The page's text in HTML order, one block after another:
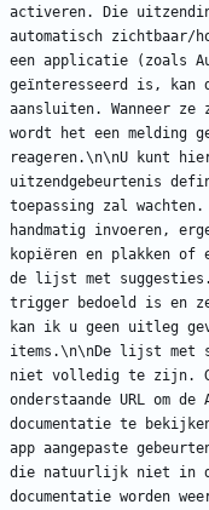
activeren. Die
automatisch zichtbaar/
een applicatie (zoals
geïnteresseerd is, kan
aansluiten. Wanneer ze
wordt het een melding
reageren.\n\nU kunt
uitzendgebeurtenis
toepassing zal
handmatig invoeren,
kopiëren en plakken of
de lijst met suggesties.
trigger bedoeld is en
kan ik u geen uitleg
items.\n\nDe lijst met
niet volledig te zijn.
onderstaande URL om de
documentatie te
app aangepaste
die natuurlijk niet in
documentatie worden